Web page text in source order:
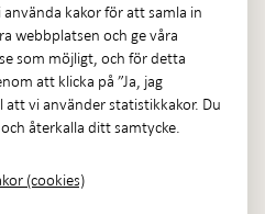
-
Öppnas
i
ny
kakor för att samla in
webbplatsen och ge våra
som möjligt, och för detta
att klicka på ”Ja, jag
vi använder statistikkakor. Du
återkalla ditt samtycke.
(cookies)